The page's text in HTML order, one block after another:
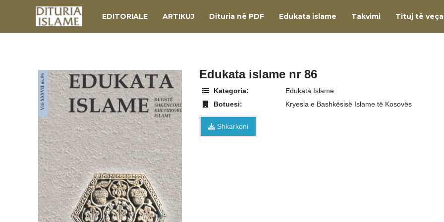
EDITORIALE ARTIKUJ Dituria në PDF Edukata islame Takvimi Tituj të
Edukata islame nr 86
Kategoria:
Edukata Islame
Botuesi:
Kryesia e Bashkësisë Islame të Kosovës
Shkarkoni